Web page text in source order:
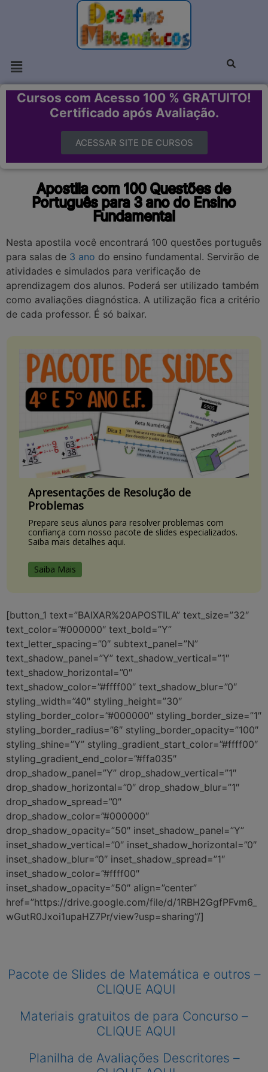
Cursos com Acesso 100 % GRATUITO!
Certificado após Avaliação.
ACESSAR SITE DE CURSOS
Apostila com 100 Questões de
Português para 3 ano do Ensino
Fundamental
Nesta apostila você encontrará 100 questões português
para salas de 3 ano do ensino fundamental. Servirão de
atividades e simulados para verificação de
aprendizagem dos alunos. Poderá ser utilizado também
como avaliações diagnóstica. A utilização fica a critério
de cada professor. É só baixar.
Apresentações de Resolução de
Problemas
Prepare seus alunos para resolver problemas com
confiança com nosso pacote de slides especializados.
Saiba mais detalhes aqui.
Saiba Mais
[button_1 text=”BAIXAR%20APOSTILA” text_size=”32″
text_color=”#000000″ text_bold=”Y”
text_letter_spacing=”0″ subtext_panel=”N”
text_shadow_panel=”Y” text_shadow_vertical=”1″
text_shadow_horizontal=”0″
text_shadow_color=”#ffff00″ text_shadow_blur=”0″
styling_width=”40″ styling_height=”30″
styling_border_color=”#000000″ styling_border_size=”1″
styling_border_radius=”6″ styling_border_opacity=”100″
styling_shine=”Y” styling_gradient_start_color=”#ffff00″
styling_gradient_end_color=”#ffa035″
drop_shadow_panel=”Y” drop_shadow_vertical=”1″
drop_shadow_horizontal=”0″ drop_shadow_blur=”1″
drop_shadow_spread=”0″
drop_shadow_color=”#000000″
drop_shadow_opacity=”50″ inset_shadow_panel=”Y”
inset_shadow_vertical=”0″ inset_shadow_horizontal=”0″
inset_shadow_blur=”0″ inset_shadow_spread=”1″
inset_shadow_color=”#ffff00″
inset_shadow_opacity=”50″ align=”center”
href=”https://drive.google.com/file/d/1RBH2GgfPFvm6_
wGutR0Jxoi1upaHZ7Pr/view?usp=sharing”/]
Pacote de Slides de Matemática e outros –
CLIQUE AQUI
Materiais gratuitos de para Concurso –
CLIQUE AQUI
Planilha de Avaliações Descritores –